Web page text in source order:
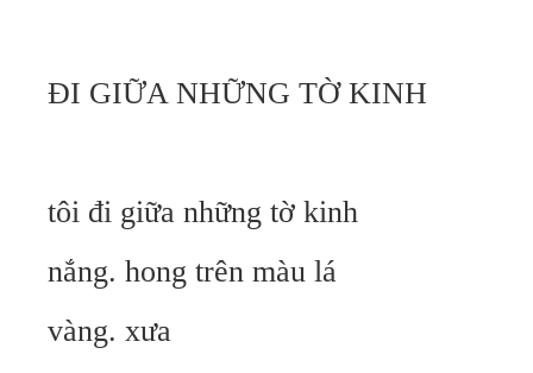
ĐI GIỮA NHỮNG TỜ KINH
tôi đi giữa những tờ kinh
nắng. hong trên màu lá
vàng. xưa